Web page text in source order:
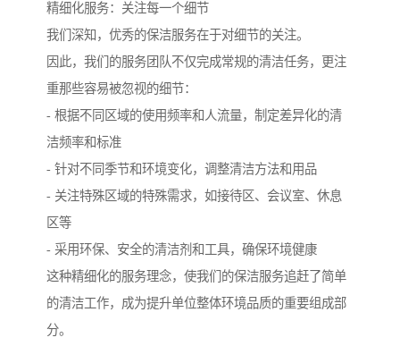
精细化服务：关注每一个细节
我们深知，优秀的保洁服务在于对细节的关注。
因此，我们的服务团队不仅完成常规的清洁任务，更注
重那些容易被忽视的细节：
- 根据不同区域的使用频率和人流量，制定差异化的清
洁频率和标准
- 针对不同季节和环境变化，调整清洁方法和用品
- 关注特殊区域的特殊需求，如接待区、会议室、休息
区等
- 采用环保、安全的清洁剂和工具，确保环境健康
这种精细化的服务理念，使我们的保洁服务追赶了简单
的清洁工作，成为提升单位整体环境品质的重要组成部
分。